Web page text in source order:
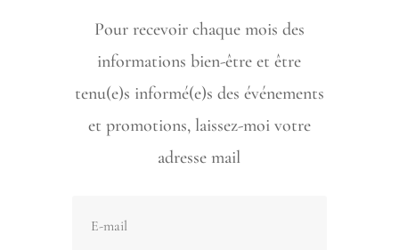
Pour recevoir chaque mois des
informations bien-être et être
tenu(e)s informé(e)s des événements
et promotions, laissez-moi votre
adresse mail